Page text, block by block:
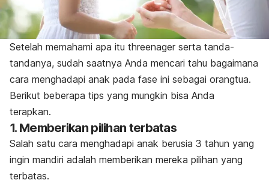
Setelah memahami apa itu threenager serta tanda-
tandanya, sudah saatnya Anda mencari tahu bagaimana
cara menghadapi anak pada fase ini sebagai orangtua.
Berikut beberapa tips yang mungkin bisa Anda
terapkan.
1. Memberikan pilihan terbatas
Salah satu cara menghadapi anak berusia 3 tahun yang
ingin mandiri adalah memberikan mereka pilihan yang
terbatas.